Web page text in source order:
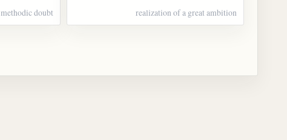
methodic doubt realization of a great ambition